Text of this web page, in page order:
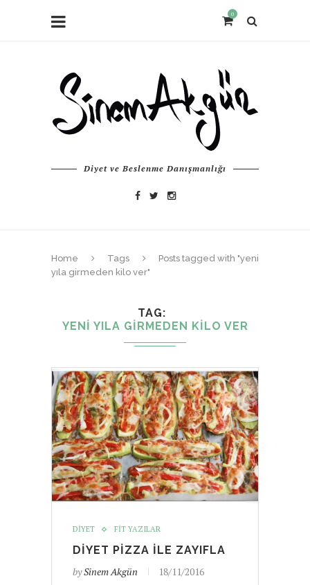
0
Diyet ve Beslenme Danışmanlığı
Home Tags
Posts tagged with "yeni
yıla girmeden kilo ver"
TAG
YENI YILA GIRMEDEN KILO VER
DIYET FIT YAZILAR
DIYET PIZZA ILE ZAYIFLA
bySinem Akgün 18/11/2016